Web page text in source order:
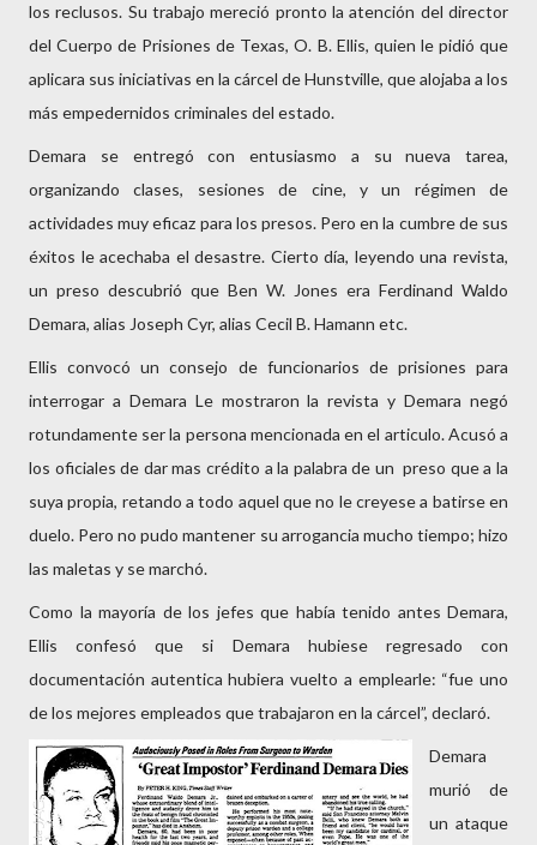
los reclusos. Su trabajo mereció pronto la atención del director
del Cuerpo de Prisiones de Texas, O. B. Ellis, quien le pidió que
aplicara sus iniciativas en la cárcel de Hunstville, que alojaba a los
más empedernidos criminales del estado.
Demara se entregó con entusiasmo a su nueva tarea,
organizando clases, sesiones de cine, y un régimen de
actividades muy eficaz para los presos. Pero en la cumbre de sus
éxitos le acechaba el desastre. Cierto día, leyendo una revista,
un preso descubrió que Ben W. Jones era Ferdinand Waldo
Demara, alias Joseph Cyr, alias Cecil B. Hamann etc.
Ellis convocó un consejo de funcionarios de prisiones para
interrogar a Demara Le mostraron la revista y Demara negó
rotundamente ser la persona mencionada en el articulo. Acusó a
los oficiales de dar mas crédito a la palabra de un preso que a la
suya propia, retando a todo aquel que no le creyese a batirse en
duelo. Pero no pudo mantener su arrogancia mucho tiempo; hizo
las maletas y se marchó.
Como la mayoría de los jefes que había tenido antes Demara,
Ellis confesó que si Demara hubiese regresado con
documentación autentica hubiera vuelto a emplearle: “fue uno
de los mejores empleados que trabajaron en la cárcel”, declaró.
Demara
murió de
un ataque